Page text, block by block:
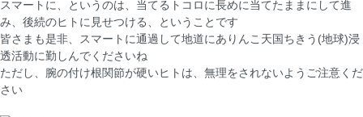
スマートに、というのは、当てるトコロに長めに当てたままにして進
み、後続のヒトに見せつける、ということです
皆さまも是非、スマートに通過して地道にありんこ天国ちきう(地球)浸
透活動に勤しんでくださいね
ただし、腕の付け根関節が硬いヒトは、無理をされないようご注意くだ
さい